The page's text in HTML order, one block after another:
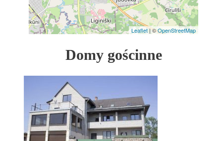
Leaflet| ©OpenStreetMap
Domy gościnne